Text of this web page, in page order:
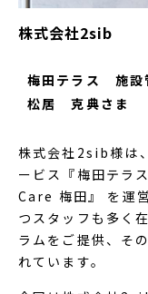
株式会社2sib
梅田テラス 施設
松居 克典さま
株式会社2sib様は
ービス『梅田テラ
Care 梅田』 を運
つスタッフも多く
ラムをご提供、そ
れています。